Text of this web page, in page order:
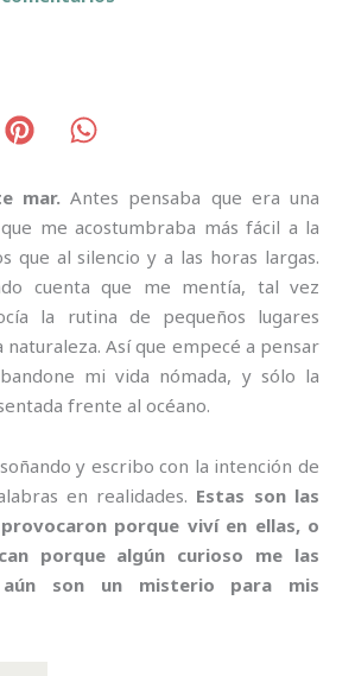
mar.Antes pensaba que era una
me acostumbraba más fácil a la
que al silencio y a las horas largas.
cuenta que me mentía, tal vez
la rutina de pequeños lugares
naturaleza. Así que empecé a pensar
mi vida nómada, y sólo la
frente al océano.
y escribo con la intención de
en realidades. Estas son las
porque viví en ellas, o
porque algún curioso me las
son un misterio para mis